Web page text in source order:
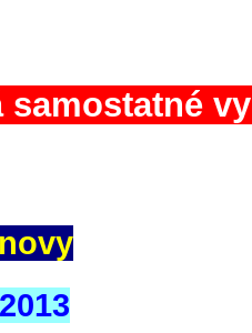
samostatné